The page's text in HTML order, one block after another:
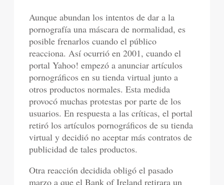
Aunque abundan los intentos de dar a la
pornografía una máscara de normalidad, es
posible frenarlos cuando el público
reacciona. Así ocurrió en 2001, cuando el
portal Yahoo! empezó a anunciar artículos
pornográficos en su tienda virtual junto a
otros productos normales. Esta medida
provocó muchas protestas por parte de los
usuarios. En respuesta a las críticas, el portal
retiró los artículos pornográficos de su tienda
virtual y decidió no aceptar más contratos de
publicidad de tales productos.
Otra reacción decidida obligó el pasado
marzo a que el Bank of Ireland retirara un